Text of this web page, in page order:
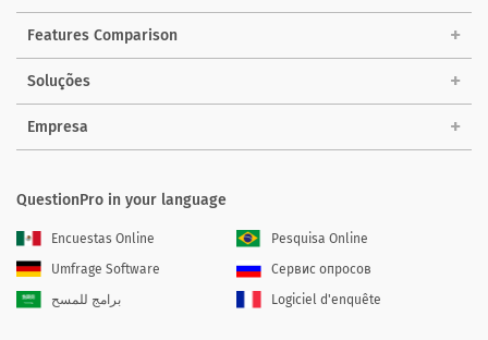
Features Comparison
Soluções
Empresa
QuestionPro in your language
Encuestas Online
Pesquisa Online
Umfrage Software
Сервис опросов
برامج للمسح
Logiciel d'enquête